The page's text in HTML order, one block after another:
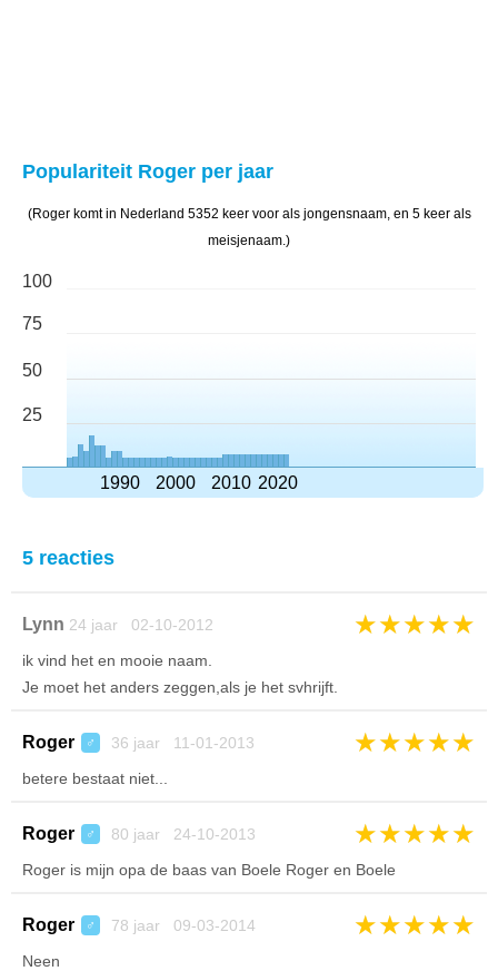
Populariteit Roger per jaar
(Roger komt in Nederland 5352 keer voor als jongensnaam, en 5 keer als
meisjenaam.)
100
75
50
25
1990 2000 2010 2020
5 reacties
Lynn 24 jaar 02-10-2012 ★★★★★
ik vind het en mooie naam.
Je moet het anders zeggen,als je het svhrijft.
Roger ♂ 36 jaar 11-01-2013 ★★★★★
betere bestaat niet...
Roger ♂ 80 jaar 24-10-2013 ★★★★★
Roger is mijn opa de baas van Boele Roger en Boele
Roger ♂ 78 jaar 09-03-2014 ★★★★★
Neen